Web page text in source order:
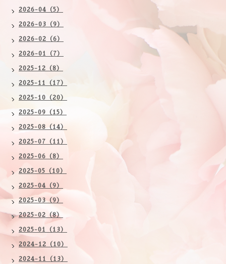
2026-04（5）
2026-03（9）
2026-02（6）
2026-01（7）
2025-12（8）
2025-11（17）
2025-10（20）
2025-09（15）
2025-08（14）
2025-07（11）
2025-06（8）
2025-05（10）
2025-04（9）
2025-03（9）
2025-02（8）
2025-01（13）
2024-12（10）
2024-11（13）